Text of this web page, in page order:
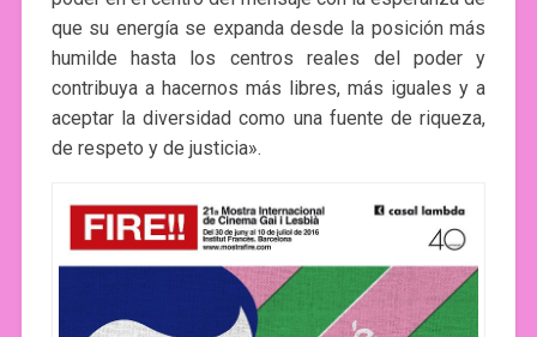
que su energía se expanda desde la posición más
humilde hasta los centros reales del poder y
contribuya a hacernos más libres, más iguales y a
aceptar la diversidad como una fuente de riqueza,
de respeto y de justicia».